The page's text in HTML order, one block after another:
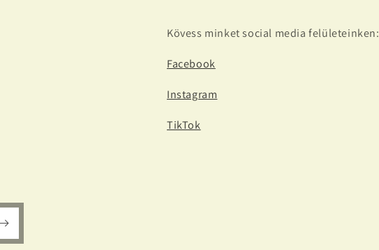
Kövess minket social media felületeinken:
Facebook
Instagram
TikTok